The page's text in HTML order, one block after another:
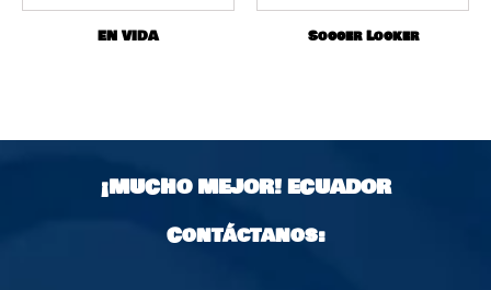
EN VIDA Soccer Locker
¡MUCHO MEJOR!ECUADOR
Contáctanos: